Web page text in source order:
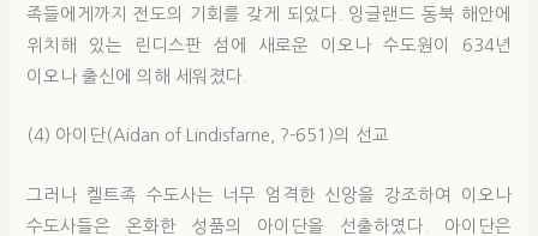
족들에게까지 전도의 기회를 갖게 되었다. 잉글랜드 동북 해안에
위치해 있는 린디스판 섬에 새로운 이오나 수도원이 634년
이오나 출신에 의해 세워졌다.
(4) 아이단(Aidan of Lindisfarne, ?-651)의 선교
그러나 켈트족 수도사는 너무 엄격한 신앙을 강조하여 이오나
수도사들은 온화한 성품의 아이단을 선출하였다. 아이단은